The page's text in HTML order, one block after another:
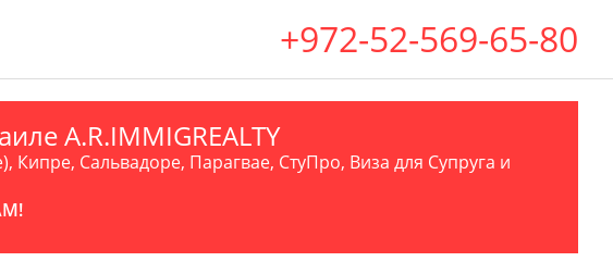
+972-52-569-65-80
A.R.IMMIGREALTY
Кипре, Сальвадоре, Парагвае, СтуПро, Виза для Супруга и